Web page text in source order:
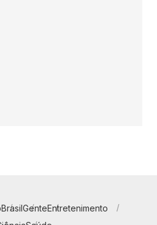
BrasilGenteEntretenimento